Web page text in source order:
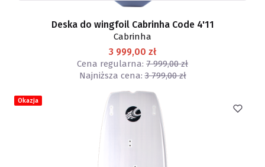
Deska do wingfoil Cabrinha Code 4'11
Cabrinha
3 999,00 zł
Cena regularna: 7 999,00 zł
Najniższa cena: 3 799,00 zł
Okazja